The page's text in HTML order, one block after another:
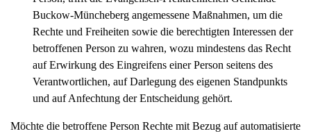
Buckow-Müncheberg angemessene Maßnahmen, um die
Rechte und Freiheiten sowie die berechtigten Interessen der
betroffenen Person zu wahren, wozu mindestens das Recht
auf Erwirkung des Eingreifens einer Person seitens des
Verantwortlichen, auf Darlegung des eigenen Standpunkts
und auf Anfechtung der Entscheidung gehört.
Möchte die betroffene Person Rechte mit Bezug auf automatisierte